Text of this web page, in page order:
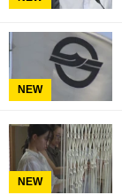
NEW
NEW